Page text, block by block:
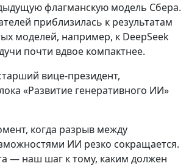
флагманскую модель Сбера.
приблизилась к результатам
моделей, например, к DeepSeek
почти вдвое компактнее.
вице-президент,
«Развитие генеративного ИИ»
когда разрыв между
ИИ резко сокращается.
— наш шаг к тому, каким должен